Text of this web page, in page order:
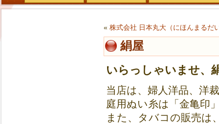
« 株式会社 日本丸大（にほんまるだ
絹屋
いらっしゃいませ、
当店は、婦人洋品、洋
庭用ぬい糸は「金亀印
また、タバコの販売は